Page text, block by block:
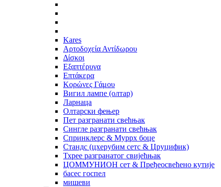
Kares
Αρτοδοχεία Αντίδωρου
Δίσκοι
Εξαπτέρυγα
Επτάκερα
Κορώνες Γάμου
Вигил лампе (олтар)
Ларнаца
Олтарски фењер
Пет разгранати свећњак
Сингле разгранати свећњак
Спринклерс & Муррх боце
Стандс (цхерубим сетс & Цруцифик)
Тхрее разгранатог свијећњак
ЦОММУНИОН сет & Пређеосвећено кутије
басес госпел
мишеви